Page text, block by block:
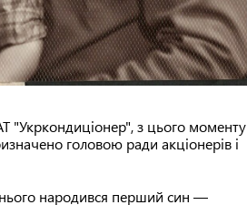
"Укркондиціонер", з цього моменту
головою ради акціонерів і
народився перший син —